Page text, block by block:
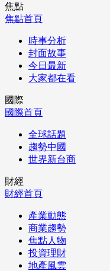
焦點
焦點首頁
時事分析
封面故事
今日最新
大家都在看
國際
國際首頁
全球話題
趨勢中國
世界新台商
財經
財經首頁
產業動態
商業趨勢
焦點人物
投資理財
地產風雲